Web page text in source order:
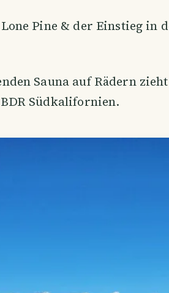
Pine & der Einstieg in
Sauna auf Rädern
Südkalifornien.